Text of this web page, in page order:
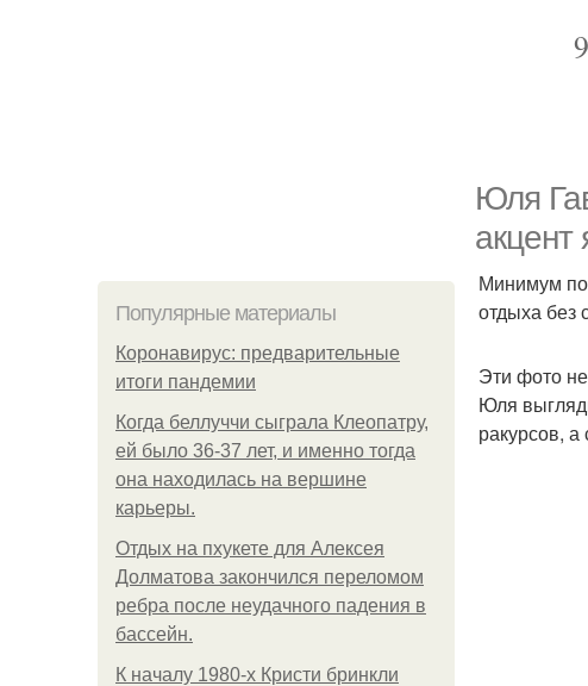
Юля
акцент
Популярные материалы
Коронавирус: предварительные
итоги пандемии
Когда беллуччи сыграла Клеопатру,
ей было 36-37 лет, и именно тогда
она находилась на вершине
карьеры.
Отдых на пхукете для Алексея
Долматова закончился переломом
ребра после неудачного падения в
бассейн.
К началу 1980-х Кристи бринкли
Минимум
отдыха без
Эти фото
Юля
ракурсов,